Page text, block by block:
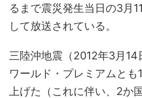
るまで震災発生当日の3月
して放送されている。
三陸沖地震（2012年3月
ワールド・プレミアムと
上げた（これに伴い、2か